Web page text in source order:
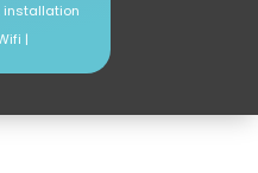
installation
|